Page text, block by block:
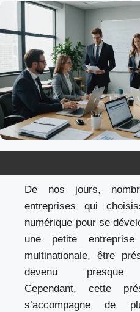
De nos jours,
entreprises qui
numérique pour se
une petite
multinationale, être
devenu presque
Cependant, cette
s’accompagne de